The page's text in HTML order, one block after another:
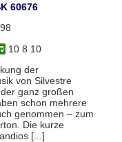
60676
10 8 10
der
von Silvestre
ganz großen
schon mehrere
genommen – zum
Die kurze
[...]